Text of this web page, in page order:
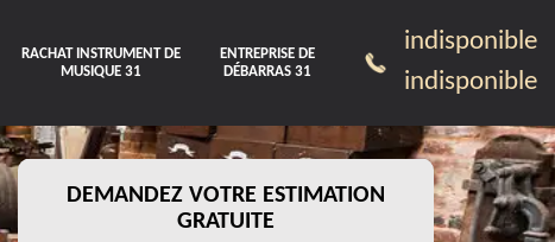
RACHAT INSTRUMENT DE
MUSIQUE 31
ENTREPRISE DE
DÉBARRAS 31
indisponible
indisponible
DEMANDEZ VOTRE ESTIMATION
GRATUITE